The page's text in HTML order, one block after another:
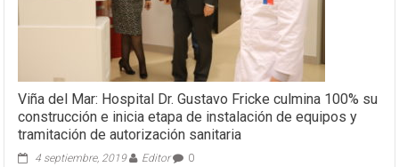
Viña del Mar: Hospital Dr. Gustavo Fricke culmina 100% su
construcción e inicia etapa de instalación de equipos y
tramitación de autorización sanitaria
4 septiembre, 2019 Editor 0